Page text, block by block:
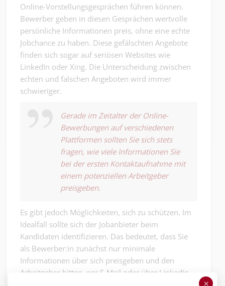
Online-Vorstellungsgesprächen führen können.
Bewerber geben in diesen Gesprächen wertvolle
persönliche Informationen preis, ohne eine echte
Jobchance zu haben. Diese gefälschten Angebote
finden sich sogar auf seriösen Websites wie
LinkedIn oder Xing. Die Unterscheidung zwischen
echten und falschen Angeboten wird immer
schwieriger.
Gerade im Zeitalter der Online-
Bewerbungen auf verschiedenen
Plattformen sollten Sie sich stets
fragen, wie viele Informationen Sie
bei der ersten Kontaktaufnahme mit
einem potenziellen Arbeitgeber
preisgeben.
Es gibt jedoch Möglichkeiten, sich zu schützen. Im
Idealfall sollte sich der Jobanbieter beim
Kandidaten identifizieren. Das bedeutet, dass Sie
als Bewerber:in zunächst nur minimale
Informationen über sich preisgeben und den
Arbeitgeber bitten, per E-Mail oder über LinkedIn
×